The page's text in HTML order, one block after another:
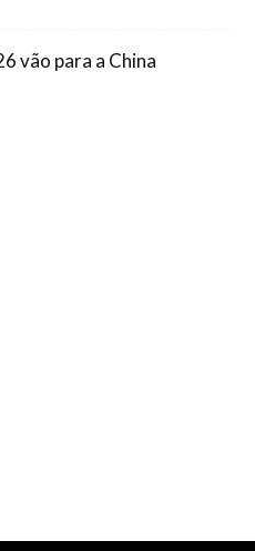
vão para a China